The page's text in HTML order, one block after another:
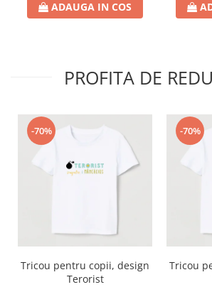
ADAUGA IN COS
PROFITA DE
-70%
Tricou pentru copii, design
Terorist
-70%
Tricou